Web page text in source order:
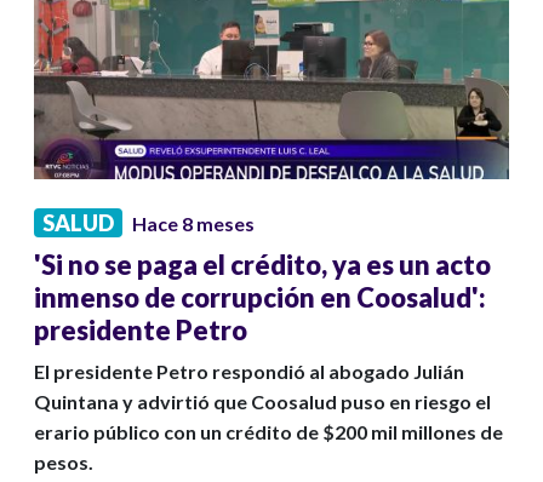
SALUD Hace 8 meses
'Si no se paga el crédito, ya es un acto
inmenso de corrupción en Coosalud':
presidente Petro
El presidente Petro respondió al abogado Julián
Quintana y advirtió que Coosalud puso en riesgo el
erario público con un crédito de $200 mil millones de
pesos.